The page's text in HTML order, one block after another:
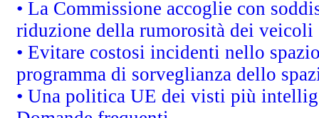
• La Commissione accoglie con
riduzione della rumorosità dei veicoli
• Evitare costosi incidenti nello
programma di sorveglianza dello
• Una politica UE dei visti più